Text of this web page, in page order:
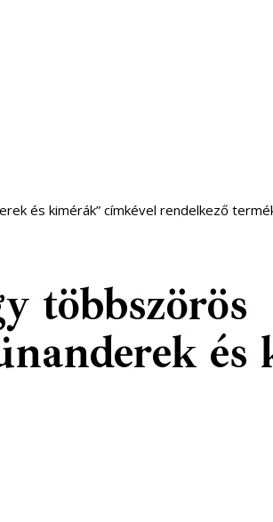
és kimérák” címkével rendelkező
többszörös
és